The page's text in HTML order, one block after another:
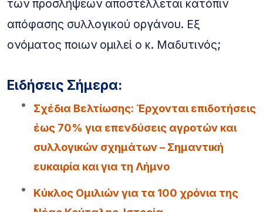
των προσλήψεων αποστέλλεται κατόπιν
απόφασης συλλογικού οργάνου. Εξ
ονόματος ποιων ομιλεί ο κ. Μαδυτινός;
Ειδήσεις Σήμερα:
Σχέδια Βελτίωσης: Έρχονται επιδοτήσεις
έως 70% για επενδύσεις αγροτών και
συλλογικών σχημάτων – Σημαντική
ευκαιρία και για τη Λήμνο
Κύκλος Ομιλιών για τα 100 χρόνια της